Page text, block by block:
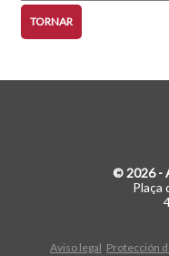
TORNAR
© 2026 -
Plaça
Aviso legal Protección